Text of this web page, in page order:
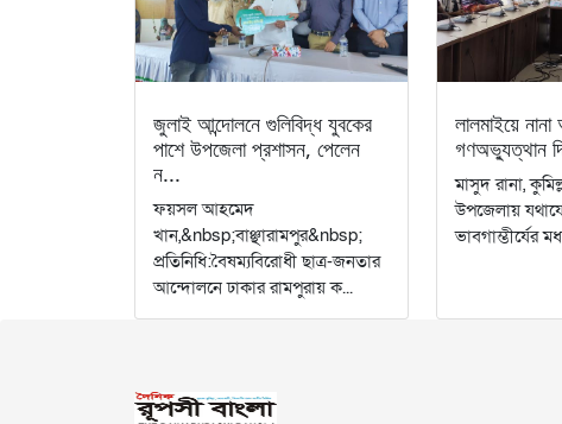
জুলাই আন্দোলনে গুলিবিদ্ধ যুবকের
পাশে উপজেলা প্রশাসন, পেলেন
ন...
ফয়সল আহমেদ
খান,&nbsp;বাঞ্ছারামপুর&nbsp;
প্রতিনিধি:বৈষম্যবিরোধী ছাত্র-জনতার
আন্দোলনে ঢাকার রামপুরায় ক...
লালমাইয়ে
গণঅভ্যুত্থান
​মাসুদ রানা,
উপজেলায়
ভাবগাম্ভীর্যের